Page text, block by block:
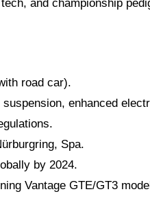
and championship
road car).
enhanced
Spa.
by 2024.
Vantage GTE/GT3